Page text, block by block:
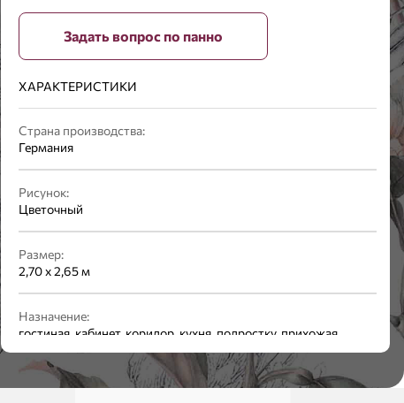
Задать вопрос по панно
ХАРАКТЕРИСТИКИ
Страна производства:
Германия
Рисунок:
Цветочный
Размер:
2,70 x 2,65 м
Назначение:
гостиная, кабинет, коридор, кухня, подростку, прихожая,
спальня, студия